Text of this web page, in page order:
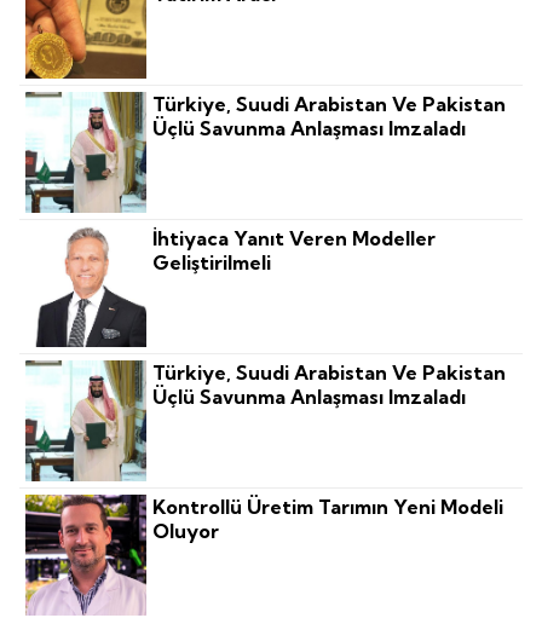
Türkiye, Suudi Arabistan Ve Pakistan
Üçlü Savunma Anlaşması Imzaladı
İhtiyaca Yanıt Veren Modeller
Geliştirilmeli
Türkiye, Suudi Arabistan Ve Pakistan
Üçlü Savunma Anlaşması Imzaladı
Kontrollü Üretim Tarımın Yeni Modeli
Oluyor